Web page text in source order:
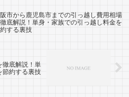
市から鹿児島市までの引っ越し費用相場
底解説！単身・家族での引っ越し料金を
する裏技
徹底解説！単
節約する裏技